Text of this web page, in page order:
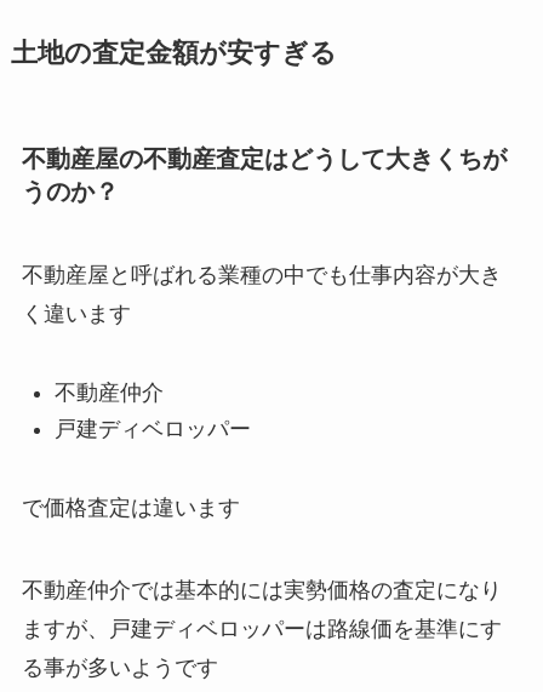
土地の査定金額が安すぎる
不動産屋の不動産査定はどうして大きくちが
うのか？
不動産屋と呼ばれる業種の中でも仕事内容が大き
く違います
不動産仲介
戸建ディベロッパー
で価格査定は違います
不動産仲介では基本的には実勢価格の査定になり
ますが、戸建ディベロッパーは路線価を基準にす
る事が多いようです